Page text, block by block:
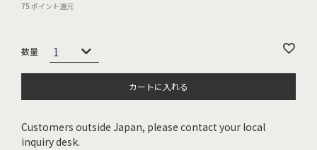
75ポイント還元
カートに入れる
Customers outside Japan, please contact your local
inquiry desk.